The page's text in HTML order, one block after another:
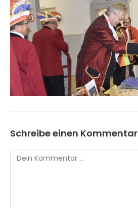
Schreibe einen Kommentar
Kommentar